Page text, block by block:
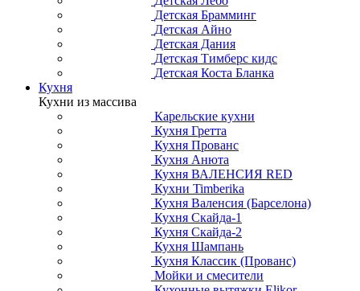
Детская Брамминг
Детская Айно
Детская Дания
Детская Тимберс кидс
Детская Коста Бланка
Кухня
Кухни из массива
Карельские кухни
Кухня Гретта
Кухня Прованс
Кухня Анюта
Кухня ВАЛЕНСИЯ RED
Кухни Timberika
Кухня Валенсия (Барселона)
Кухня Скайда-1
Кухня Скайда-2
Кухня Шампань
Кухня Классик (Прованс)
Мойки и смесители